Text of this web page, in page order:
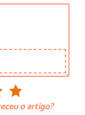
o artigo?